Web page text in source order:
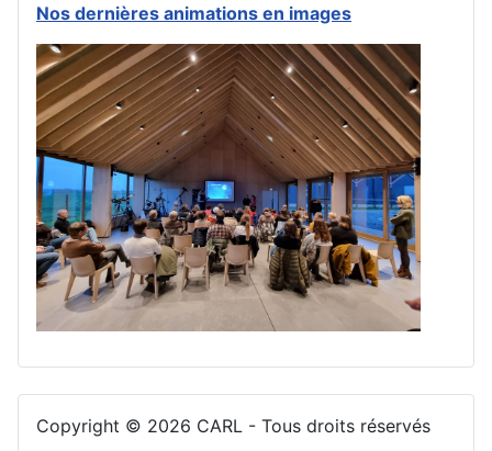
Nos dernières animations en images
Copyright © 2026 CARL - Tous droits réservés